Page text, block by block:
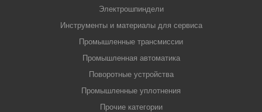
Электрошпиндели
Инструменты и материалы для сервиса
Промышленные трансмиссии
Промышленная автоматика
Поворотные устройства
Промышленные уплотнения
Прочие категории